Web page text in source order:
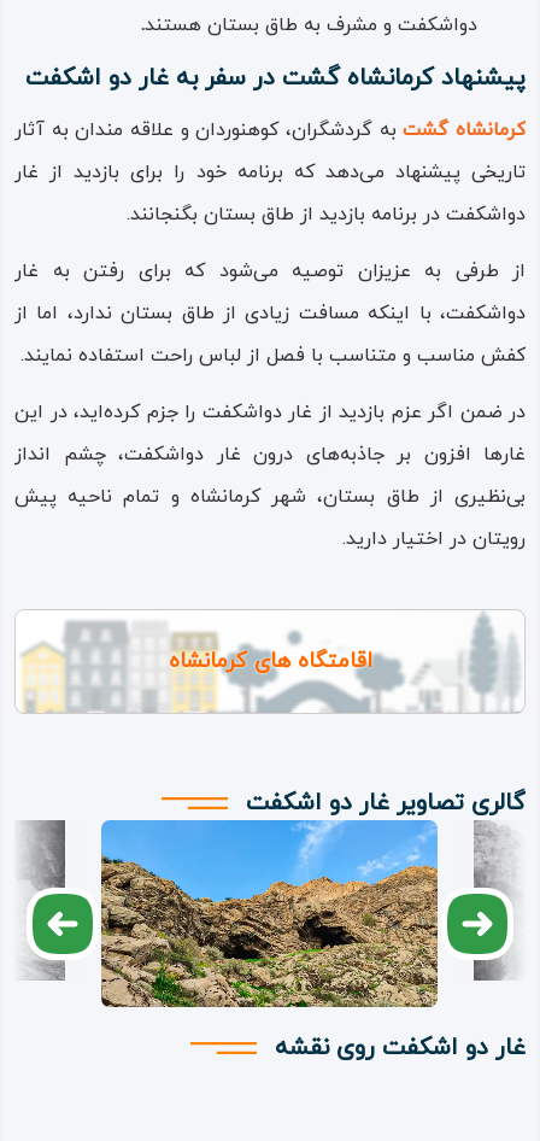
دواشکفت و مشرف به طاق بستان هستند.
پیشنهاد کرمانشاه گشت در سفر به غار دو اشکفت
کرمانشاه گشتبه گردشگران، کوهنوردان و علاقه‌ مندان به آثار
تاریخی پیشنهاد می‌دهد که برنامه خود را برای بازدید از غار
دواشکفت در برنامه بازدید از طاق بستان بگنجانند.
از طرفی به عزیزان توصیه می‌شود که برای رفتن به غار
دواشکفت، با اینکه مسافت زیادی از طاق بستان ندارد، اما از
کفش مناسب و متناسب با فصل از لباس راحت استفاده نمایند.
در ضمن اگر عزم بازدید از غار دواشکفت را جزم کرده‌اید، در این
غارها افزون بر جاذبه‌های درون غار دواشکفت، چشم‌ انداز
بی‌نظیری از طاق‌ بستان، شهر کرمانشاه و تمام ناحیه پیش‌
رویتان در اختیار دارید.
اقامتگاه های کرمانشاه
گالری تصاویر غار دو اشکفت
غار دو اشکفت روی نقشه